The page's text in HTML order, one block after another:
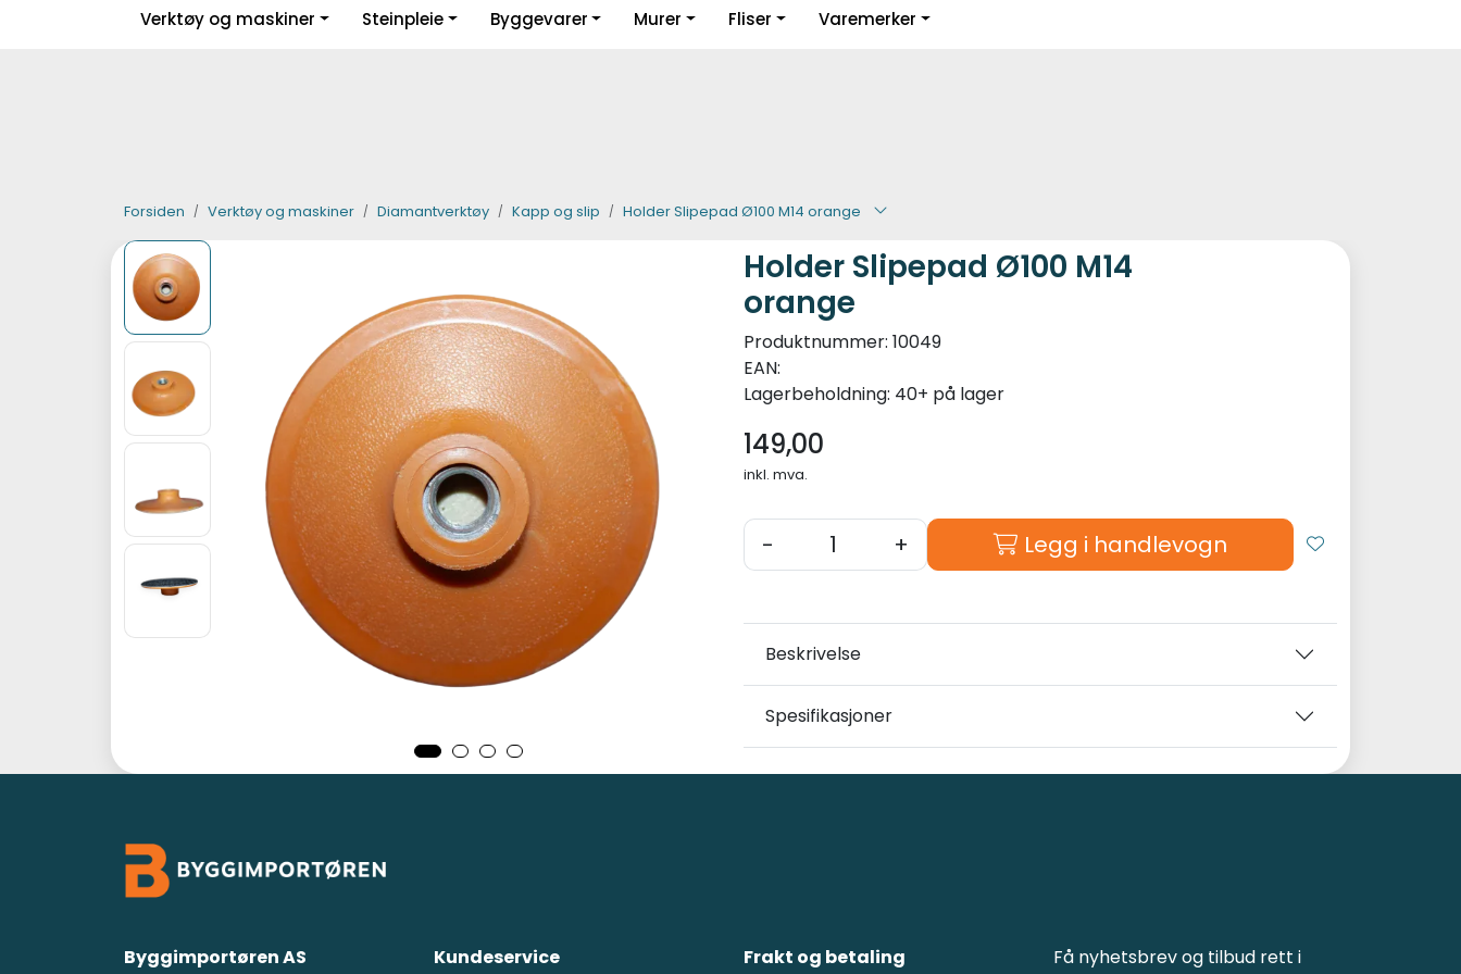
Skip to main content
Facebook | Instagram LinkedIn Guider og inspirasjon
Verktøy og maskiner Steinpleie Byggevarer Murer Fliser Varemerker
Forsiden Verktøy og maskiner Diamantverktøy Kapp og slip Holder Slipepad Ø100 M14 orange
Holder Slipepad Ø100 M14
orange
Produktnummer: 10049
EAN:
Lagerbeholdning: 40+ på lager
149,00
inkl. mva.
- + Legg i handlevogn
Beskrivelse
Spesifikasjoner
Frakt og betaling
Få nyhetsbrev og tilbud rett i
Kundeservice
Byggimportøren AS